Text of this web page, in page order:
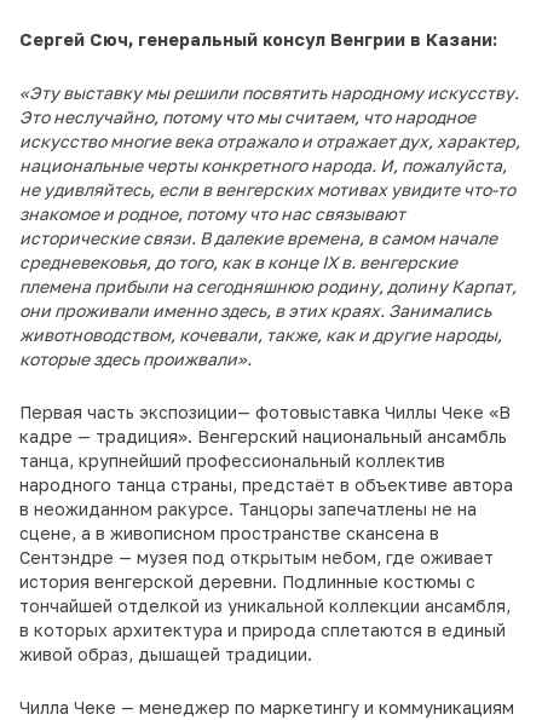
Сергей Сюч, генеральный консул Венгрии в Казани:
«Эту выставку мы решили посвятить народному искусству.
Это неслучайно, потому что мы считаем, что народное
искусство многие века отражало и отражает дух, характер,
национальные черты конкретного народа. И, пожалуйста,
не удивляйтесь, если в венгерских мотивах увидите что-то
знакомое и родное, потому что нас связывают
исторические связи. Вдалекие времена, в самом начале
средневековья, до того, как в конце IX в. венгерские
племена прибыли на сегодняшнюю родину, долину Карпат,
они проживали именно здесь, в этих краях. Занимались
животноводством, кочевали, также, как и другие народы,
которые здесь проижвали».
Первая часть экспозиции— фотовыставка Чиллы Чеке «В
кадре — традиция». Венгерский национальный ансамбль
танца, крупнейший профессиональный коллектив
народного танца страны, предстаёт в объективе автора
в неожиданном ракурсе. Танцоры запечатлены не на
сцене, а в живописном пространстве скансена в
Сентэндре — музея под открытым небом, где оживает
история венгерской деревни. Подлинные костюмы с
тончайшей отделкой из уникальной коллекции ансамбля,
в которых архитектура и природа сплетаются в единый
живой образ, дышащей традиции.
Чилла Чеке — менеджер по маркетингу и коммуникациям